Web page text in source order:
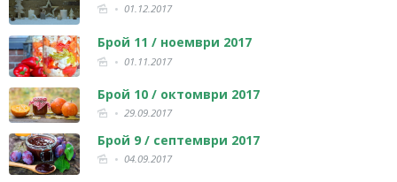
01.12.2017
Брой 11 / ноември 2017
01.11.2017
Брой 10 / октомври 2017
29.09.2017
Брой 9 / септември 2017
04.09.2017